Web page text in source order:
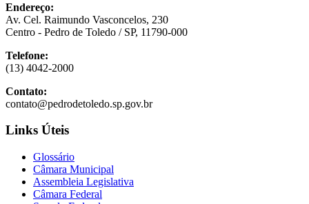
Endereço:
Av. Cel. Raimundo Vasconcelos, 230
Centro - Pedro de Toledo / SP, 11790-000
Telefone:
(13) 4042-2000
Contato:
contato@pedrodetoledo.sp.gov.br
Links Úteis
Glossário
Câmara Municipal
Assembleia Legislativa
Câmara Federal